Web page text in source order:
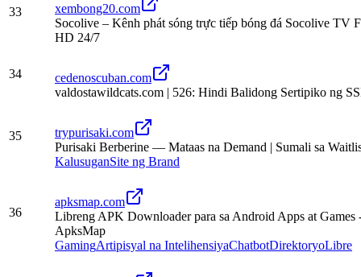
33
xembong20.com
Socolive – Kênh phát sóng trực tiếp bóng đá Socolive TV
HD 24/7
34
cedenoscuban.com
valdostawildcats.com | 526: Hindi Balidong Sertipiko ng
35
trypurisaki.com
Purisaki Berberine — Mataas na Demand | Sumali sa
KalusuganSite ng Brand
36
apksmap.com
Libreng APK Downloader para sa Android Apps at Games
ApksMap
GamingArtipisyal na IntelihensiyaChatbotDirektoryoLibre